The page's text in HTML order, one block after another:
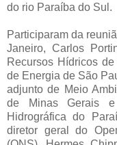
do rio Paraíba do Sul.
Participaram da
Janeiro, Carlos
Recursos Hídricos
de Energia de São
adjunto de Meio
de Minas Gerais
Hidrográfica do
diretor geral do